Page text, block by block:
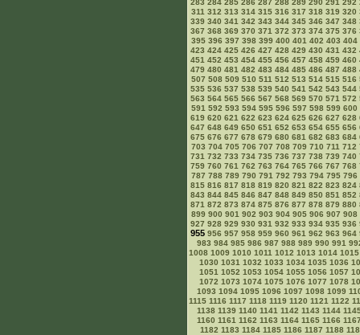
283 284 285 286 287 288 289 290 291 292
311 312 313 314 315 316 317 318 319 320
339 340 341 342 343 344 345 346 347 348
367 368 369 370 371 372 373 374 375 376
395 396 397 398 399 400 401 402 403 404
423 424 425 426 427 428 429 430 431 432
451 452 453 454 455 456 457 458 459 460
479 480 481 482 483 484 485 486 487 488
507 508 509 510 511 512 513 514 515 516
535 536 537 538 539 540 541 542 543 544
563 564 565 566 567 568 569 570 571 572
591 592 593 594 595 596 597 598 599 600
619 620 621 622 623 624 625 626 627 628
647 648 649 650 651 652 653 654 655 656
675 676 677 678 679 680 681 682 683 684
703 704 705 706 707 708 709 710 711 712
731 732 733 734 735 736 737 738 739 740
759 760 761 762 763 764 765 766 767 768
787 788 789 790 791 792 793 794 795 796
815 816 817 818 819 820 821 822 823 824
843 844 845 846 847 848 849 850 851 852
871 872 873 874 875 876 877 878 879 880
899 900 901 902 903 904 905 906 907 908
927 928 929 930 931 932 933 934 935 936
955956 957 958 959 960 961 962 963 964
983 984 985 986 987 988 989 990 991
1008 1009 1010 1011 1012 1013 1014 1015
1030 1031 1032 1033 1034 1035 1036
1051 1052 1053 1054 1055 1056 1057
1072 1073 1074 1075 1076 1077 1078
1093 1094 1095 1096 1097 1098 1099
1115 1116 1117 1118 1119 1120 1121 1122
1138 1139 1140 1141 1142 1143 1144
1160 1161 1162 1163 1164 1165 1166
1182 1183 1184 1185 1186 1187 1188